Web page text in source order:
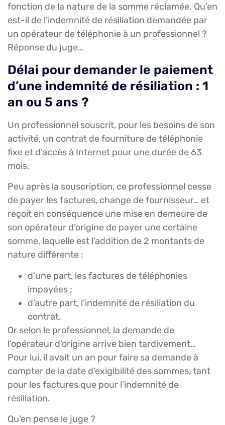
fonction de la nature de la somme réclamée. Qu’en
est-il de l’indemnité de résiliation demandée par
un opérateur de téléphonie à un professionnel ?
Réponse du juge…
Délai pour demander le paiement
d’une indemnité de résiliation : 1
an ou 5 ans ?
Un professionnel souscrit, pour les besoins de son
activité, un contrat de fourniture de téléphonie
fixe et d’accès à Internet pour une durée de 63
mois.
Peu après la souscription, ce professionnel cesse
de payer les factures, change de fournisseur… et
reçoit en conséquence une mise en demeure de
son opérateur d’origine de payer une certaine
somme, laquelle est l’addition de 2 montants de
nature différente :
d’une part, les factures de téléphonies
impayées ;
d’autre part, l’indemnité de résiliation du
contrat.
Or selon le professionnel, la demande de
l’opérateur d’origine arrive bien tardivement…
Pour lui, il avait un an pour faire sa demande à
compter de la date d’exigibilité des sommes, tant
pour les factures que pour l’indemnité de
résiliation.
Qu’en pense le juge ?